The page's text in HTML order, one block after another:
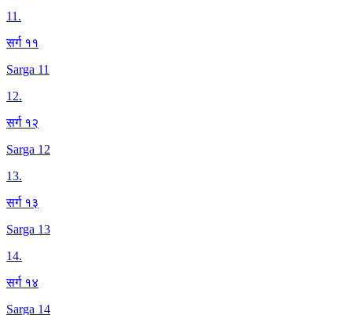
11.
सर्ग ११
Sarga 11
12.
सर्ग १२
Sarga 12
13.
सर्ग १३
Sarga 13
14.
सर्ग १४
Sarga 14